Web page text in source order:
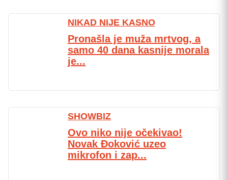
NIKAD NIJE KASNO
Pronašla je muža mrtvog, a
samo 40 dana kasnije morala
je...
SHOWBIZ
Ovo niko nije očekivao!
Novak Đoković uzeo
mikrofon i zap...